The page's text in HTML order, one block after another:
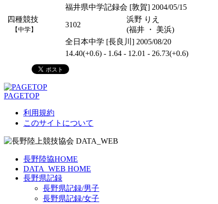
福井県中学記録会 [敦賀] 2004/05/15
四種競技
【中学】
3102
浜野 りえ
(福井 ・ 美浜)
全日本中学 [長良川] 2005/08/20
14.40(+0.6) - 1.64 - 12.01 - 26.73(+0.6)
PAGETOP
利用規約
このサイトについて
長野陸協HOME
DATA_WEB HOME
長野県記録
長野県記録/男子
長野県記録/女子